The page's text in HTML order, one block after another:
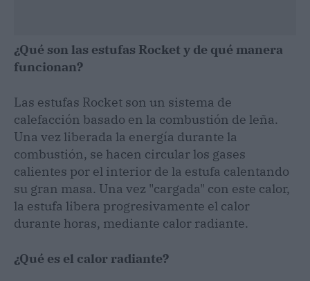
¿Qué son las estufas Rocket y de qué manera
funcionan?
Las estufas Rocket son un sistema de
calefacción basado en la combustión de leña.
Una vez liberada la energía durante la
combustión, se hacen circular los gases
calientes por el interior de la estufa calentando
su gran masa. Una vez "cargada" con este calor,
la estufa libera progresivamente el calor
durante horas, mediante calor radiante.
¿Qué es el calor radiante?